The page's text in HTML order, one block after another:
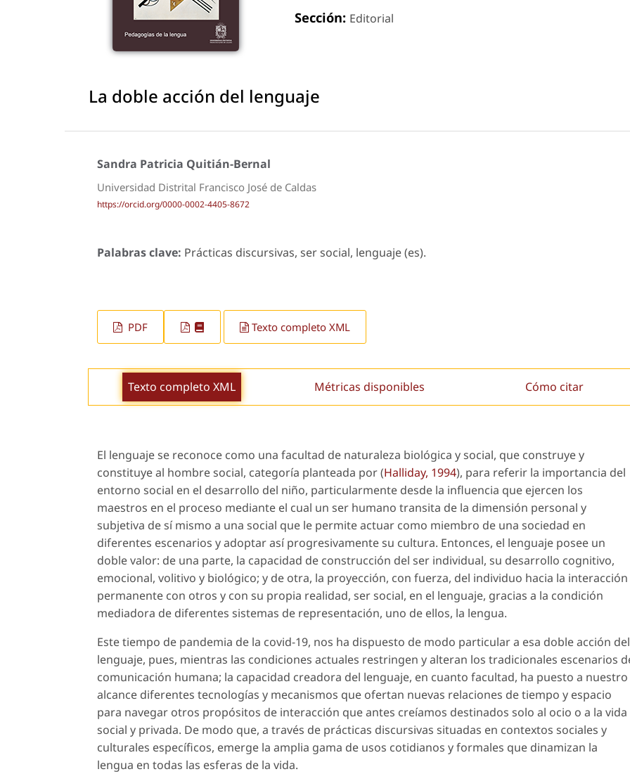
Sección: Editorial
La doble acción del lenguaje
Sandra Patricia Quitián-Bernal
Universidad Distrital Francisco José de Caldas
https://orcid.org/0000-0002-4405-8672
Palabras clave: Prácticas discursivas, ser social, lenguaje (es).
PDF Texto completo XML
Texto completo XML Métricas disponibles Cómo citar
El lenguaje se reconoce como una facultad de naturaleza biológica y social, que construye y
constituye al hombre social, categoría planteada por (Halliday, 1994), para referir la importancia del
entorno social en el desarrollo del niño, particularmente desde la influencia que ejercen los
maestros en el proceso mediante el cual un ser humano transita de la dimensión personal y
subjetiva de sí mismo a una social que le permite actuar como miembro de una sociedad en
diferentes escenarios y adoptar así progresivamente su cultura. Entonces, el lenguaje posee un
doble valor: de una parte, la capacidad de construcción del ser individual, su desarrollo cognitivo,
emocional, volitivo y biológico; y de otra, la proyección, con fuerza, del individuo hacia la interacción
permanente con otros y con su propia realidad, ser social, en el lenguaje, gracias a la condición
mediadora de diferentes sistemas de representación, uno de ellos, la lengua.
Este tiempo de pandemia de la covid-19, nos ha dispuesto de modo particular a esa doble acción del
lenguaje, pues, mientras las condiciones actuales restringen y alteran los tradicionales escenarios
comunicación humana; la capacidad creadora del lenguaje, en cuanto facultad, ha puesto a nuestro
alcance diferentes tecnologías y mecanismos que ofertan nuevas relaciones de tiempo y espacio
para navegar otros propósitos de interacción que antes creíamos destinados solo al ocio o a la vida
social y privada. De modo que, a través de prácticas discursivas situadas en contextos sociales y
culturales específicos, emerge la amplia gama de usos cotidianos y formales que dinamizan la
lengua en todas las esferas de la vida.